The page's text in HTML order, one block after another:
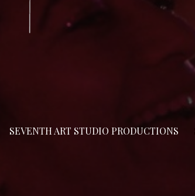
SEVENTH ART STUDIO PRODUCTIONS